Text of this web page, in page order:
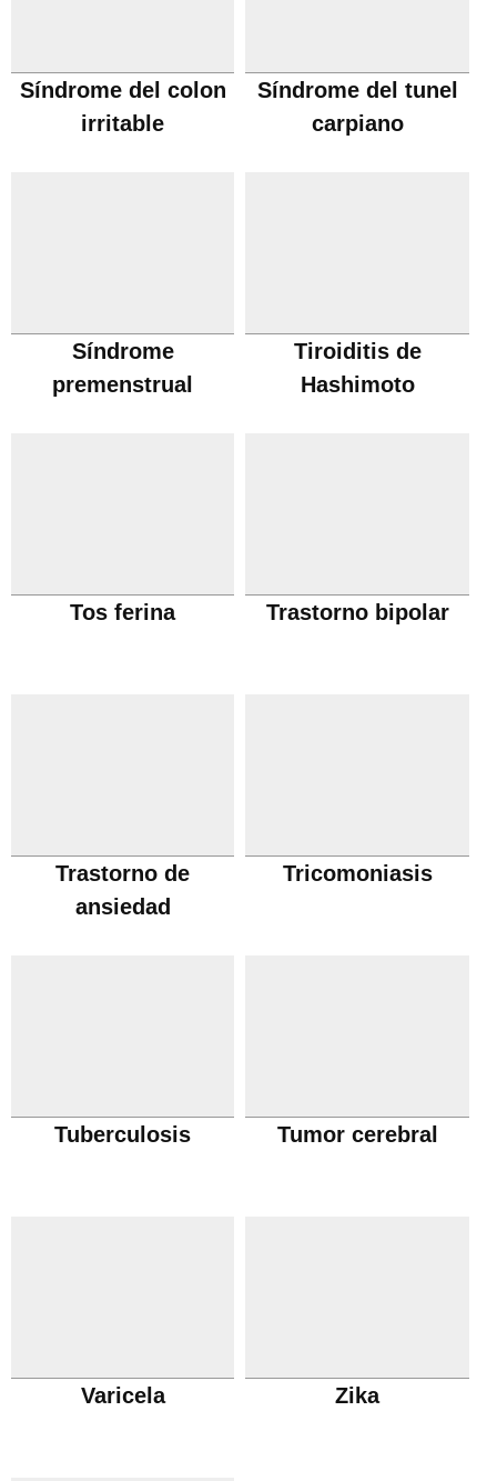
Síndrome del colon
irritable
Síndrome del tunel
carpiano
Síndrome
premenstrual
Tiroiditis de
Hashimoto
Tos ferina Trastorno bipolar
Trastorno de
ansiedad
Tricomoniasis
Tuberculosis Tumor cerebral
Varicela Zika